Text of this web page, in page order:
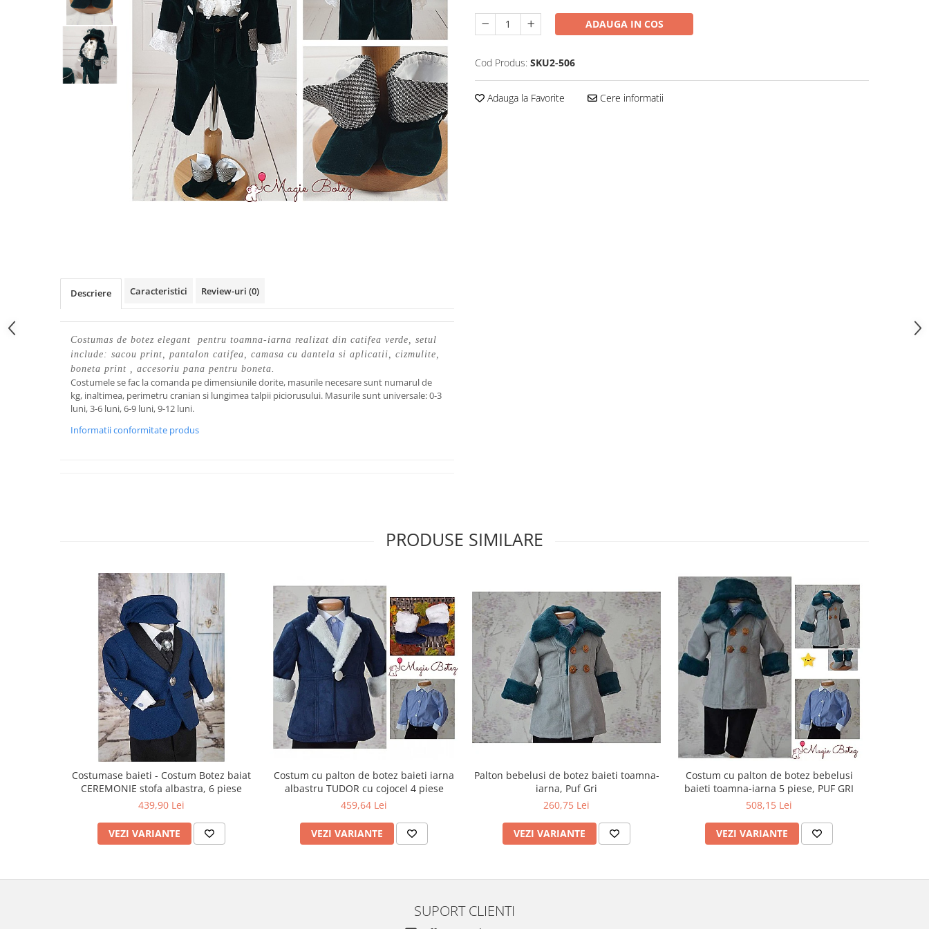
Cercei din aur dama
Cercei de aur lungi cu lant
Cercei din aur tortite
Cercei din aur alb
Cercei aur cu surub
ADAUGA IN COS
Cod Produs: SKU2-506
Adauga la Favorite Cere informatii
Descriere Caracteristici Review-uri (0)
Costumas de botez elegant pentru toamna-iarna realizat din catifea verde, setul
include: sacou print, pantalon catifea, camasa cu dantela si aplicatii, cizmulite,
boneta print , accesoriu pana pentru boneta.
Costumele se fac la comanda pe dimensiunile dorite, masurile necesare sunt numarul de
kg, inaltimea, perimetru cranian si lungimea talpii piciorusului. Masurile sunt universale: 0-3
luni, 3-6 luni, 6-9 luni, 9-12 luni.
Informatii conformitate produs
PRODUSE SIMILARE
Costumase baieti - Costum Botez baiat
CEREMONIE stofa albastra, 6 piese
439,90 Lei
VEZI VARIANTE
Costum cu palton de botez baieti iarna
albastru TUDOR cu cojocel 4 piese
459,64 Lei
VEZI VARIANTE
Palton bebelusi de botez baieti toamna-
iarna, Puf Gri
260,75 Lei
VEZI VARIANTE
Costum cu palton de botez bebelusi
baieti toamna-iarna 5 piese, PUF GRI
508,15 Lei
VEZI VARIANTE
SUPORT CLIENTI